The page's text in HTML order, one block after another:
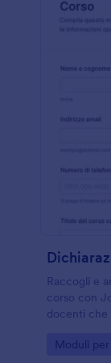
Raccogli e
corso con
docenti che
Go to
Moduli